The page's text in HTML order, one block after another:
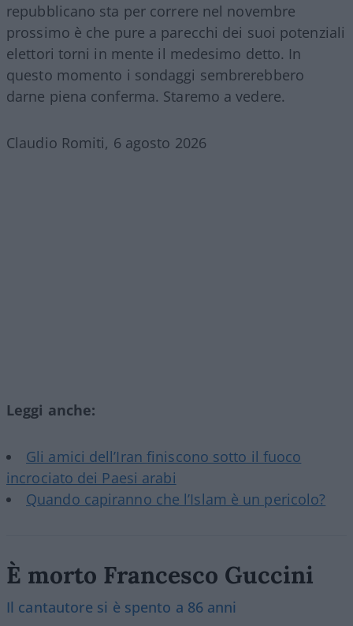
repubblicano sta per correre nel novembre
prossimo è che pure a parecchi dei suoi potenziali
elettori torni in mente il medesimo detto. In
questo momento i sondaggi sembrerebbero
darne piena conferma. Staremo a vedere.
Claudio Romiti, 6 agosto 2026
Leggi anche:
Gli amici dell’Iran finiscono sotto il fuoco
incrociato dei Paesi arabi
Quando capiranno che l’Islam è un pericolo?
È morto Francesco Guccini
Il cantautore si è spento a 86 anni